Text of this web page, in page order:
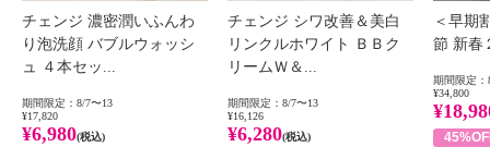
チェンジ 濃密潤いふんわ
り泡洗顔 バブルウォッシ
ュ ４本セッ...
期間限定：8/7〜13
¥17,820
¥6,980(税込)
チェンジ シワ改善＆美白
リンクルホワイト ＢＢク
リームＷ＆...
期間限定：8/7〜13
¥16,126
¥6,280(税込)
＜早期
節 新春
期間限定：
¥34,800